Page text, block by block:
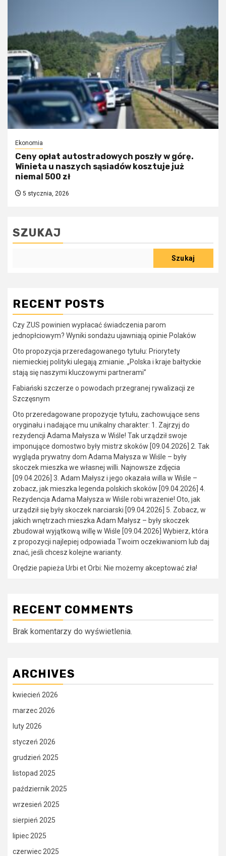
Ekonomia
Ceny opłat autostradowych poszły w górę.
Winieta u naszych sąsiadów kosztuje już
niemal 500 zł
5 stycznia, 2026
SZUKAJ
Szukaj
RECENT POSTS
Czy ZUS powinien wypłacać świadczenia parom
jednopłciowym? Wyniki sondażu ujawniają opinie Polaków
Oto propozycja przeredagowanego tytułu: Priorytety
niemieckiej polityki ulegają zmianie. „Polska i kraje bałtyckie
stają się naszymi kluczowymi partnerami”
Fabiański szczerze o powodach przegranej rywalizacji ze
Szczęsnym
Oto przeredagowane propozycje tytułu, zachowujące sens
oryginału i nadające mu unikalny charakter: 1. Zajrzyj do
rezydencji Adama Małysza w Wiśle! Tak urządził swoje
imponujące domostwo były mistrz skoków [09.04.2026] 2. Tak
wygląda prywatny dom Adama Małysza w Wiśle – były
skoczek mieszka we własnej willi. Najnowsze zdjęcia
[09.04.2026] 3. Adam Małysz i jego okazała willa w Wiśle –
zobacz, jak mieszka legenda polskich skoków [09.04.2026] 4.
Rezydencja Adama Małysza w Wiśle robi wrażenie! Oto, jak
urządził się były skoczek narciarski [09.04.2026] 5. Zobacz, w
jakich wnętrzach mieszka Adam Małysz – były skoczek
zbudował wyjątkową willę w Wiśle [09.04.2026] Wybierz, która
z propozycji najlepiej odpowiada Twoim oczekiwaniom lub daj
znać, jeśli chcesz kolejne warianty.
Orędzie papieża Urbi et Orbi: Nie możemy akceptować zła!
RECENT COMMENTS
Brak komentarzy do wyświetlenia.
ARCHIVES
kwiecień 2026
marzec 2026
luty 2026
styczeń 2026
grudzień 2025
listopad 2025
październik 2025
wrzesień 2025
sierpień 2025
lipiec 2025
czerwiec 2025